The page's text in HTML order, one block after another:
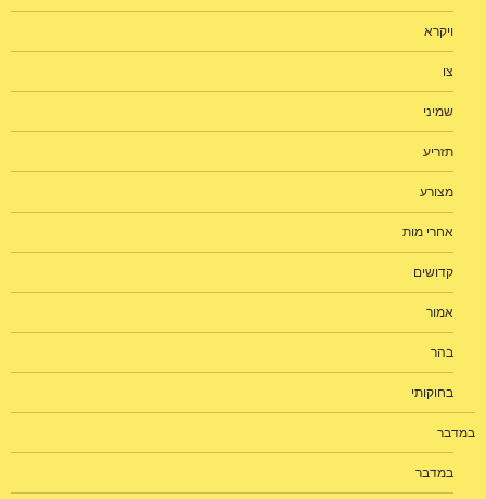
ויקרא
צו
שמיני
תזריע
מצורע
אחרי מות
קדושים
אמור
בהר
בחוקותי
במדבר
במדבר